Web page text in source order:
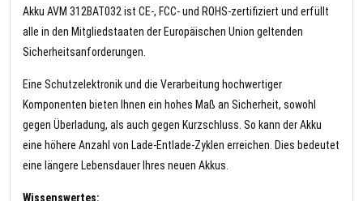
Akku AVM 312BAT032 ist CE-, FCC- und ROHS-zertifiziert und erfüllt
alle in den Mitgliedstaaten der Europäischen Union geltenden
Sicherheitsanforderungen.
Eine Schutzelektronik und die Verarbeitung hochwertiger
Komponenten bieten Ihnen ein hohes Maß an Sicherheit, sowohl
gegen Überladung, als auch gegen Kurzschluss. So kann der Akku
eine höhere Anzahl von Lade-Entlade-Zyklen erreichen. Dies bedeutet
eine längere Lebensdauer Ihres neuen Akkus.
Wissenswertes: